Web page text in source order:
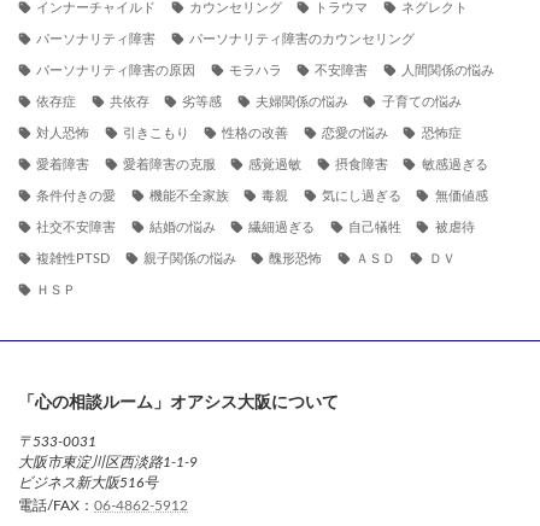
インナーチャイルド カウンセリング トラウマ ネグレクト
パーソナリティ障害 パーソナリティ障害のカウンセリング
パーソナリティ障害の原因 モラハラ 不安障害 人間関係の悩み
依存症 共依存 劣等感 夫婦関係の悩み 子育ての悩み
対人恐怖 引きこもり 性格の改善 恋愛の悩み 恐怖症
愛着障害 愛着障害の克服 感覚過敏 摂食障害 敏感過ぎる
条件付きの愛 機能不全家族 毒親 気にし過ぎる 無価値感
社交不安障害 結婚の悩み 繊細過ぎる 自己犠牲 被虐待
複雑性PTSD 親子関係の悩み 醜形恐怖 ＡＳＤ ＤＶ
ＨＳＰ
「心の相談ルーム」オアシス大阪について
〒533-0031
大阪市東淀川区西淡路1-1-9
ビジネス新大阪516号
電話/FAX： 06-4862-5912